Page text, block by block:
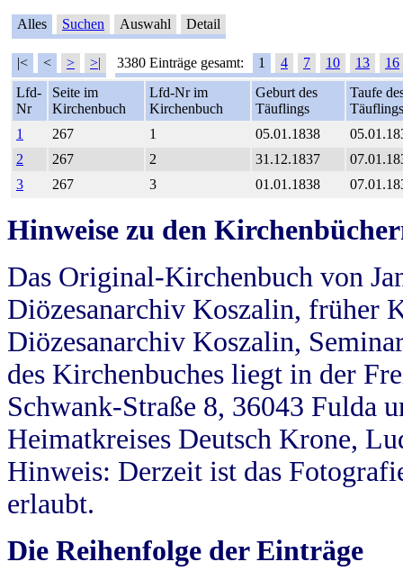
Alles Suchen Auswahl Detail
|< < > >| 3380 Einträge gesamt: 1 4 7 10 13
16
Lfd-
Nr
Seite im
Kirchenbuch
Lfd-Nr im
Kirchenbuch
Geburt des
Täuflings
Taufe
Täuflings
1
267 1 05.01.1838
2
267 2 31.12.1837
3
267 3 01.01.1838
Hinweise zu den
Das Original-Kirchenbuch von
Diözesanarchiv Koszalin, früher
Diözesanarchiv Koszalin,
des Kirchenbuches liegt in der
Schwank-Straße 8, 36043 Fulda
Heimatkreises Deutsch Krone,
Hinweis: Derzeit ist das
erlaubt.
Die Reihenfolge der Einträge